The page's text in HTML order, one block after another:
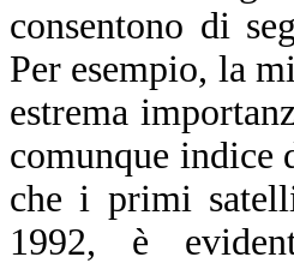
consentono di
Per esempio, la
estrema
comunque indice
che i primi
1992, è